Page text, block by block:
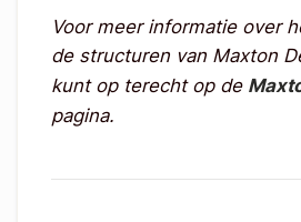
Voor meer informatie over
de structuren van Maxton
kunt op terecht op de
pagina.